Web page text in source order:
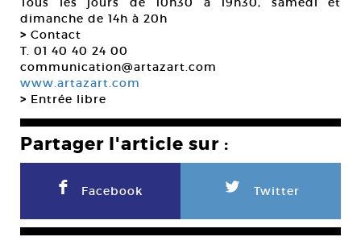
dimanche de 14h à 20h
> Contact
T. 01 40 40 24 00
communication@artazart.com
www.artazart.com
> Entrée libre
Partager l'article sur :
F Facebook L Twitter